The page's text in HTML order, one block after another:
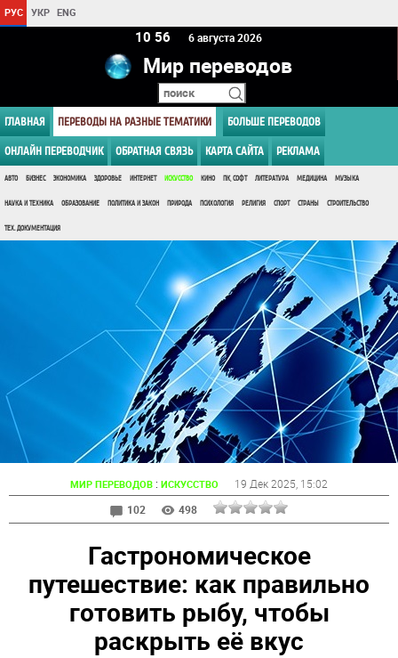
РУС УКР ENG
10:56 6 августа 2026
Мир переводов
ГЛАВНАЯ ПЕРЕВОДЫ НА РАЗНЫЕ ТЕМАТИКИ БОЛЬШЕ ПЕРЕВОДОВ
ОНЛАЙН ПЕРЕВОДЧИК ОБРАТНАЯ СВЯЗЬ КАРТА САЙТА РЕКЛАМА
АВТО БИЗНЕС ЭКОНОМИКА ЗДОРОВЬЕ ИНТЕРНЕТ ИСКУССТВО КИНО ПК, СОФТ ЛИТЕРАТУРА МЕДИЦИНА МУЗЫКА
НАУКА И ТЕХНИКА ОБРАЗОВАНИЕ ПОЛИТИКА И ЗАКОН ПРИРОДА ПСИХОЛОГИЯ РЕЛИГИЯ СПОРТ СТРАНЫ СТРОИТЕЛЬСТВО
ТЕХ. ДОКУМЕНТАЦИЯ
МИР ПЕРЕВОДОВ : ИСКУССТВО 19 Дек 2025 , 15:02
102
498
Гастрономическое
путешествие: как правильно
готовить рыбу, чтобы
раскрыть её вкус